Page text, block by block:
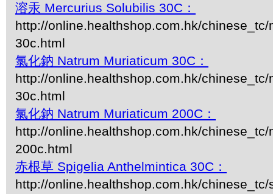
溶汞 Mercurius Solubilis 30C：
http://online.healthshop.com.hk/
30c.html
氯化鈉 Natrum Muriaticum 30C：
http://online.healthshop.com.hk/
30c.html
氯化鈉 Natrum Muriaticum 200C：
http://online.healthshop.com.hk/
200c.html
赤根草 Spigelia Anthelmintica 30C：
http://online.healthshop.com.hk/chinese_tc/